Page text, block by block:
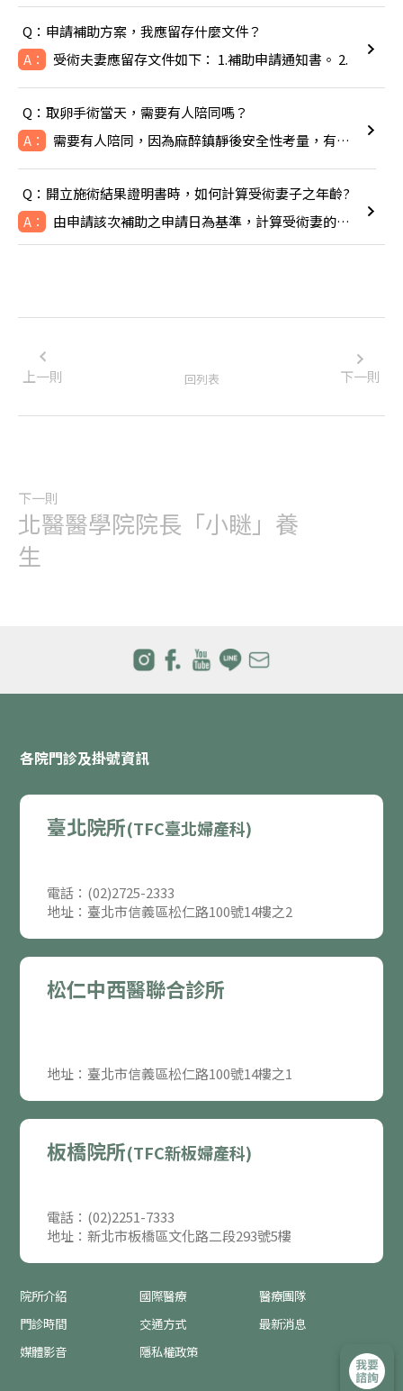
Q：申請補助方案，我應留存什麼文件？
A： 受術夫妻應留存文件如下： 1.補助申請通知書。 2.
Q：取卵手術當天，需要有人陪同嗎？
A： 需要有人陪同，因為麻醉鎮靜後安全性考量，有人陪同比較安全。
Q：開立施術結果證明書時，如何計算受術妻子之年齡?
A： 由申請該次補助之申請日為基準，計算受術妻的年齡，即TFC於線
上一則 回列表 下一則
下一則
北醫醫學院院長「小瞇」養
生
各院門診及掛號資訊
臺北院所(TFC臺北婦產科)
電話：(02)2725-2333
地址：臺北市信義區松仁路100號14樓之2
松仁中西醫聯合診所
地址：臺北市信義區松仁路100號14樓之1
板橋院所(TFC新板婦產科)
電話：(02)2251-7333
地址：新北市板橋區文化路二段293號5樓
院所介紹 國際醫療
醫療團隊
門診時間
交通方式
最新消息
媒體影音
隱私權政策